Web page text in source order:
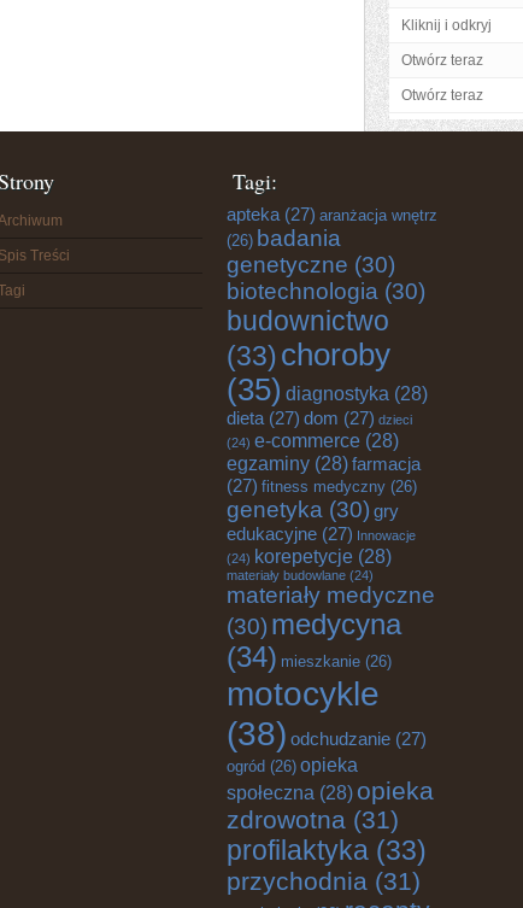
Kliknij i odkryj
Otwórz teraz
Otwórz teraz
Spis Treści
Tagi:
apteka (27) aranżacja wnętrz
(26) badania
genetyczne (30)
biotechnologia (30)
budownictwo
(33)choroby
(35) diagnostyka (28)
dieta (27) dom (27) dzieci
(24) e-commerce (28)
egzaminy (28)farmacja
(27) fitness medyczny (26)
genetyka (30) gry
edukacyjne (27) Innowacje
(24) korepetycje (28)
materiały budowlane (24)
materiały medyczne
(30) medycyna
(34) mieszkanie (26)
motocykle
(38) odchudzanie (27)
ogród (26) opieka
społeczna (28) opieka
zdrowotna (31)
profilaktyka (33)
przychodnia (31)